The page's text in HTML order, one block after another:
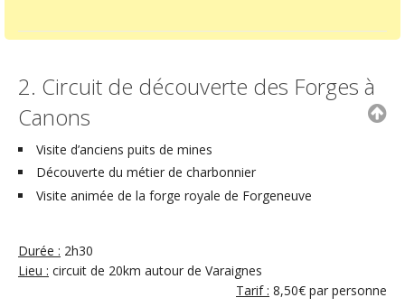
2. Circuit de découverte des Forges à
Canons
Visite d’anciens puits de mines
Découverte du métier de charbonnier
Visite animée de la forge royale de Forgeneuve
Durée : 2h30
Lieu : circuit de 20km autour de Varaignes
Tarif : 8,50€ par personne